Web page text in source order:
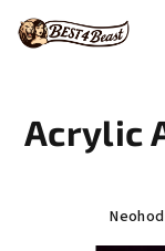
obsah
Acrylic